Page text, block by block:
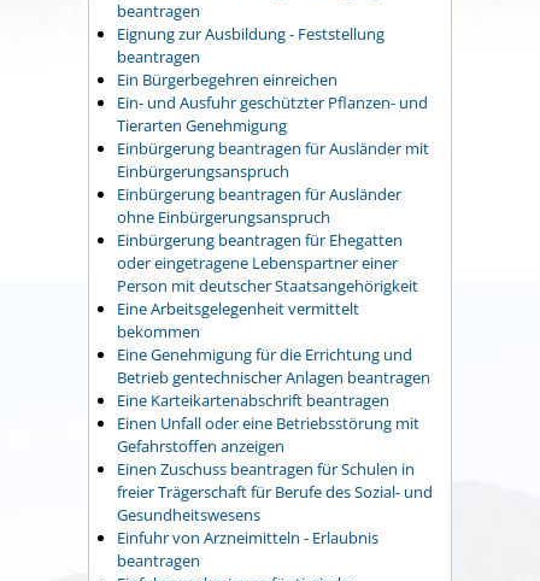
beantragen
Eignung zur Ausbildung - Feststellung
beantragen
Ein Bürgerbegehren einreichen
Ein- und Ausfuhr geschützter Pflanzen- und
Tierarten Genehmigung
Einbürgerung beantragen für Ausländer mit
Einbürgerungsanspruch
Einbürgerung beantragen für Ausländer
ohne Einbürgerungsanspruch
Einbürgerung beantragen für Ehegatten
oder eingetragene Lebenspartner einer
Person mit deutscher Staatsangehörigkeit
Eine Arbeitsgelegenheit vermittelt
bekommen
Eine Genehmigung für die Errichtung und
Betrieb gentechnischer Anlagen beantragen
Eine Karteikartenabschrift beantragen
Einen Unfall oder eine Betriebsstörung mit
Gefahrstoffen anzeigen
Einen Zuschuss beantragen für Schulen in
freier Trägerschaft für Berufe des Sozial- und
Gesundheitswesens
Einfuhr von Arzneimitteln - Erlaubnis
beantragen